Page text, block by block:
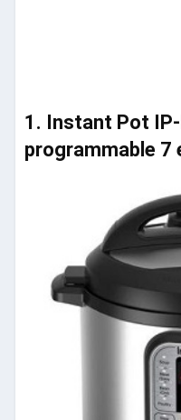
1. Instant Pot
programmable 7